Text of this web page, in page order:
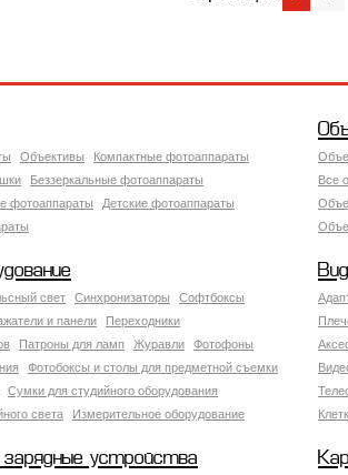
Объективы
Компактные фотоаппараты
Беззеркальные фотоаппараты
фотоаппараты
Детские фотоаппараты
Все
свет Синхронизаторы
Софтбоксы
и панели
Переходники
Патроны для ламп Журавли
Фотофоны
Фотобоксы и столы для предметной съемки
Сумки для студийного оборудования
света
Измерительное оборудование
устройства